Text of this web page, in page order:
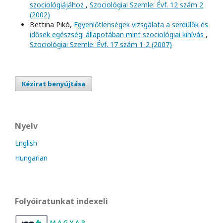
szociológiájához , Szociológiai Szemle: Évf. 12 szám 2
(2002)
Bettina Pikó, Egyenlőtlenségek vizsgálata a serdülők és
idősek egészségi állapotában mint szociológiai kihívás ,
Szociológiai Szemle: Évf. 17 szám 1-2 (2007)
Kézirat benyújtása
Nyelv
English
Hungarian
Folyóiratunkat indexeli